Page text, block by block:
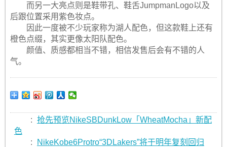
而另一大亮点则是鞋带孔、鞋舌JumpmanLogo以及
后跟位置采用紫色妆点。
因此一度被不少玩家称为湖人配色，但这款鞋上还有
橙色点缀，其实更像太阳队配色。
颜值、质感都相当不错，相信发售后会有不错的人
气。
: 抢先预览NikeSBDunkLow「WheatMocha」新配
色
:
NikeKobe6Protro“3DLakers”将于明年复刻回归